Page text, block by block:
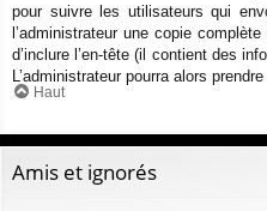
pour suivre les utilisateurs qui
l’administrateur une copie
d’inclure l’en-tête (il contient des
L’administrateur pourra alors
Haut
Amis et ignorés